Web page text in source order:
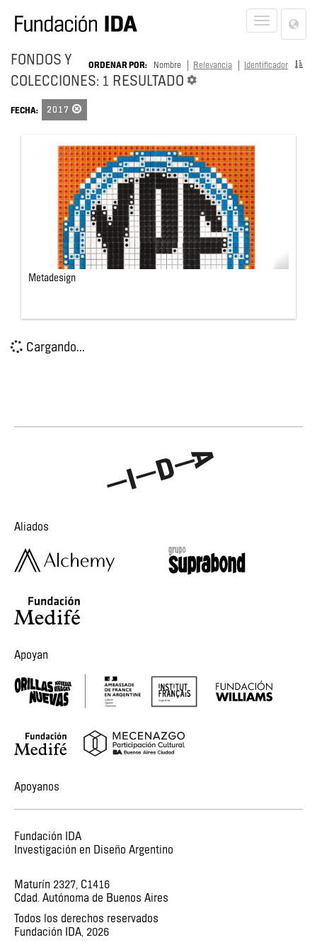
Toggle
ORDENAR POR: Nombre Relevancia Identificador
FONDOS Y
COLECCIONES: 1 RESULTADO
FECHA: 2017
Metadesign
Cargando...
Aliados
Apoyan
Apoyanos
Fundación IDA
Investigación en Diseño Argentino
Maturín 2327, C1416
Cdad. Autónoma de Buenos Aires
Todos los derechos reservados
Fundación IDA, 2026